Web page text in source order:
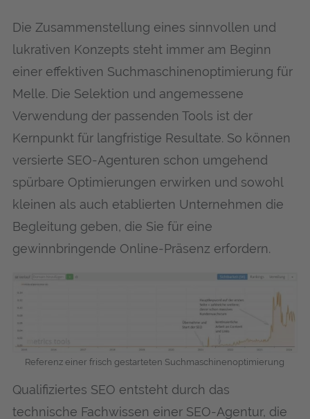
Die Zusammenstellung eines sinnvollen und
lukrativen Konzepts steht immer am Beginn
einer effektiven Suchmaschinenoptimierung für
Mel­le. Die Selektion und angemessene
Verwendung der passenden Tools ist der
Kernpunkt für langfristige Resultate. So können
versierte SEO-Agenturen schon umgehend
spürbare Optimierungen erwirken und sowohl
kleinen als auch etablierten Unternehmen die
Begleitung geben, die Sie für eine
gewinnbringende Online-Präsenz erfordern.
Referenz einer frisch gestarteten Suchmaschinenoptimierung
Qualifiziertes SEO entsteht durch das
technische Fachwissen einer SEO-Agentur, die